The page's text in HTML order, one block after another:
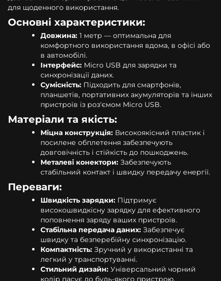
для щоденного використання.
Основні характеристики:
Довжина: 1 метр — оптимальна для
комфортного використання вдома, в офісі або
в автомобілі.
Інтерфейс: Micro USB для зарядки та
синхронізації даних.
Сумісність: Підходить для смартфонів,
планшетів, портативних акумуляторів та інших
пристроїв із роз'ємом Micro USB.
Матеріали та якість:
Міцна конструкція: Високоякісний пластик і
посилене обплетення забезпечують
довговічність і стійкість до пошкоджень.
Металеві конектори: Забезпечують
стабільний контакт і швидку передачу енергії.
Переваги:
Швидкість зарядки: Підтримує
високошвидкісну зарядку для ефективного
поповнення заряду ваших пристроїв.
Стабільна передача даних: Забезпечує
швидку та безперебійну синхронізацію.
Компактність: Зручний у використанні та
легкий у транспортуванні.
Стильний дизайн: Універсальний чорний
колір пасує до будь-якого пристрою.